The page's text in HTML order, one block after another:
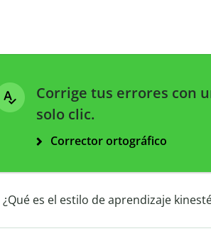
Corrige tus errores con
solo clic.
Corrector ortográfico
¿Qué es el estilo de aprendizaje